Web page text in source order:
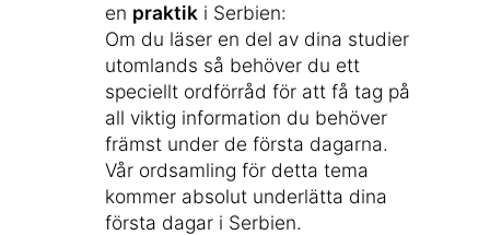
en praktik i Serbien:
Om du läser en del av dina studier
utomlands så behöver du ett
speciellt ordförråd för att få tag på
all viktig information du behöver
främst under de första dagarna.
Vår ordsamling för detta tema
kommer absolut underlätta dina
första dagar i Serbien.